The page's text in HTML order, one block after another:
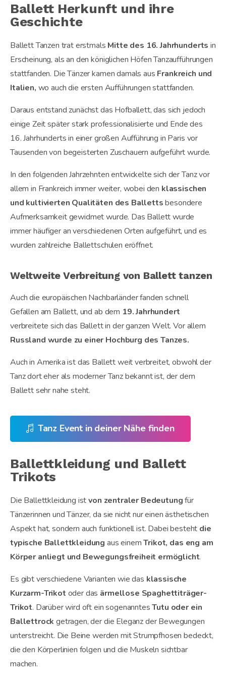
Ballett Herkunft und ihre
Geschichte
Ballett Tanzen trat erstmals Mitte des 16. Jahrhunderts in
Erscheinung, als an den königlichen Höfen Tanzaufführungen
stattfanden. Die Tänzer kamen damals aus Frankreich und
Italien, wo auch die ersten Aufführungen stattfanden.
Daraus entstand zunächst das Hofballett, das sich jedoch
einige Zeit später stark professionalisierte und Ende des
16. Jahrhunderts in einer großen Aufführung in Paris vor
Tausenden von begeisterten Zuschauern aufgeführt wurde.
In den folgenden Jahrzehnten entwickelte sich der Tanz vor
allem in Frankreich immer weiter, wobei den klassischen
und kultivierten Qualitäten des Ballettsbesondere
Aufmerksamkeit gewidmet wurde. Das Ballett wurde
immer häufiger an verschiedenen Orten aufgeführt, und es
wurden zahlreiche Ballettschulen eröffnet.
Weltweite Verbreitung von Ballett tanzen
Auch die europäischen Nachbarländer fanden schnell
Gefallen am Ballett, und ab dem 19. Jahrhundert
verbreitete sich das Ballett in der ganzen Welt. Vor allem
Russland wurde zu einer Hochburg des Tanzes.
Auch in Amerika ist das Ballett weit verbreitet, obwohl der
Tanz dort eher als moderner Tanz bekannt ist, der dem
Ballett sehr nahe steht.
Tanz Event in deiner Nähe finden
Ballettkleidung und Ballett
Trikots
Die Ballettkleidung istvon zentraler Bedeutungfür
Tänzerinnen und Tänzer, da sie nicht nur einen ästhetischen
Aspekt hat, sondern auch funktionell ist. Dabei besteht die
typische Ballettkleidung aus einemTrikot, das eng am
Körper anliegt und Bewegungsfreiheit ermöglicht.
Es gibt verschiedene Varianten wie das klassische
Kurzarm-Trikot oder das ärmellose Spaghettiträger-
Trikot. Darüber wird oft ein sogenanntesTutu oder ein
Ballettrock getragen, der die Eleganz der Bewegungen
unterstreicht. Die Beine werden mit Strumpfhosen bedeckt,
die den Körperlinien folgen und die Muskeln sichtbar
machen.